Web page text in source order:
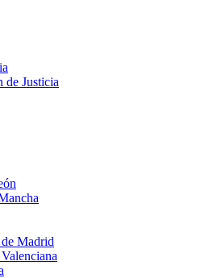
de Justicia
Madrid